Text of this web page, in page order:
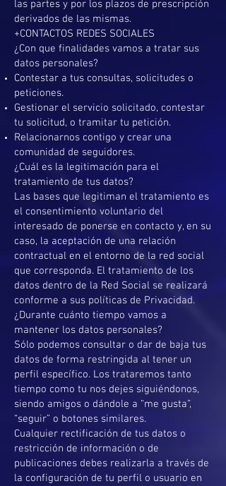
las partes y por los plazos de prescripción
derivados de las mismas.
+CONTACTOS REDES SOCIALES
¿Con que finalidades vamos a tratar sus
datos personales?
Contestar a tus consultas, solicitudes o
peticiones.
Gestionar el servicio solicitado, contestar
tu solicitud, o tramitar tu petición.
Relacionarnos contigo y crear una
comunidad de seguidores.
¿Cuál es la legitimación para el
tratamiento de tus datos?
Las bases que legitiman el tratamiento es
el consentimiento voluntario del
interesado de ponerse en contacto y, en su
caso, la aceptación de una relación
contractual en el entorno de la red social
que corresponda. El tratamiento de los
datos dentro de la Red Social se realizará
conforme a sus políticas de Privacidad.
¿Durante cuánto tiempo vamos a
mantener los datos personales?
Sólo podemos consultar o dar de baja tus
datos de forma restringida al tener un
perfil específico. Los trataremos tanto
tiempo como tu nos dejes siguiéndonos,
siendo amigos o dándole a “me gusta”,
“seguir” o botones similares.
Cualquier rectificación de tus datos o
restricción de información o de
publicaciones debes realizarla a través de
la configuración de tu perfil o usuario en